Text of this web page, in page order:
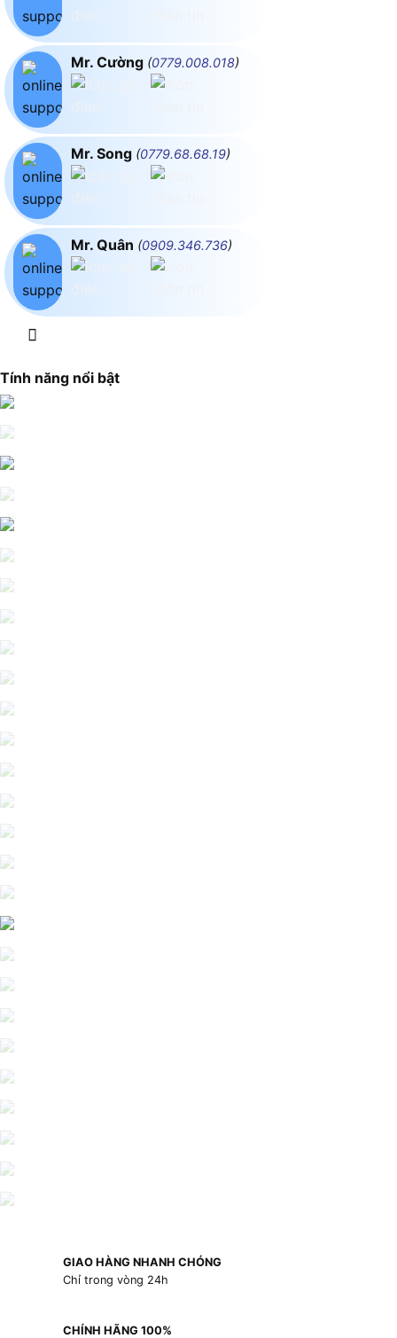
Mr. Cường (0779.008.018)
Mr. Song (0779.68.68.19)
Mr. Quân (0909.346.736)
Tính năng nổi bật
GIAO HÀNG NHANH CHÓNG
Chỉ trong vòng 24h
CHÍNH HÃNG 100%